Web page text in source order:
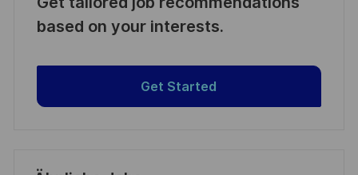
based on your interests.
Get Started